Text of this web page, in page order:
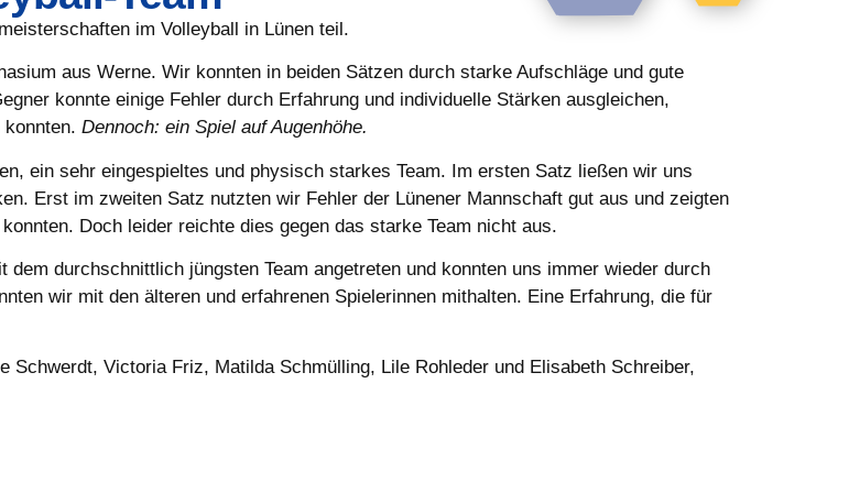
im Volleyball in Lünen teil.
aus Werne. Wir konnten in beiden Sätzen durch starke Aufschläge und gute
konnte einige Fehler durch Erfahrung und individuelle Stärken ausgleichen,
Dennoch: ein Spiel auf Augenhöhe.
ein sehr eingespieltes und physisch starkes Team. Im ersten Satz ließen wir uns
Erst im zweiten Satz nutzten wir Fehler der Lünener Mannschaft gut aus und zeigten
Doch leider reichte dies gegen das starke Team nicht aus.
durchschnittlich jüngsten Team angetreten und konnten uns immer wieder durch
wir mit den älteren und erfahrenen Spielerinnen mithalten. Eine Erfahrung, die für
Schwerdt, Victoria Friz, Matilda Schmülling, Lile Rohleder und Elisabeth Schreiber,